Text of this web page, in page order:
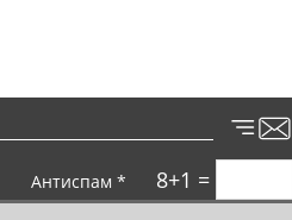
Антиспам * 8+1 =